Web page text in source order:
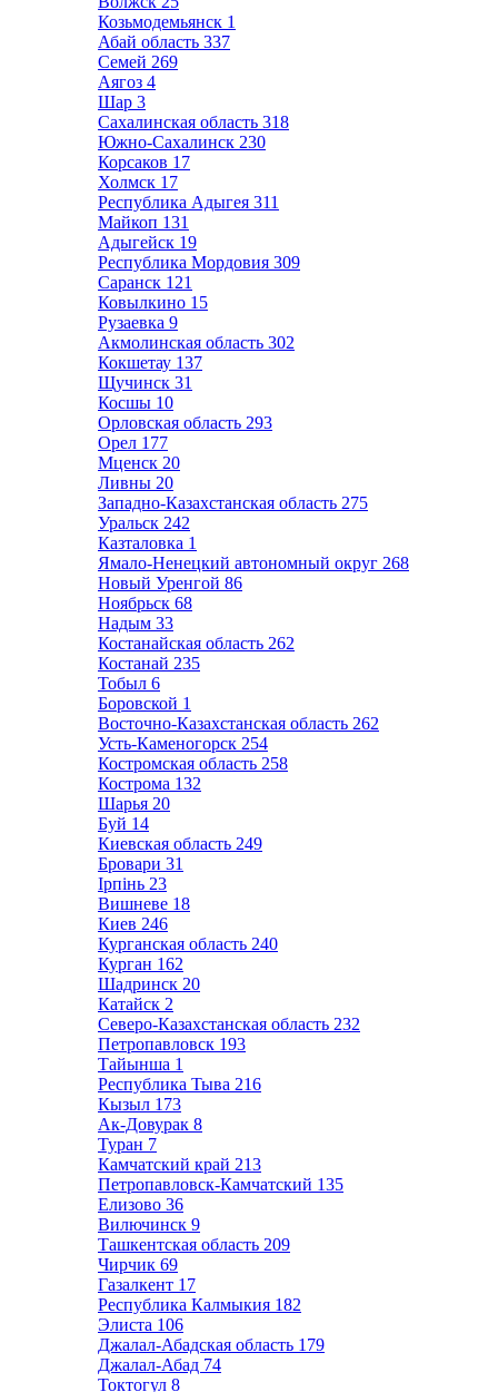
Козьмодемьянск 1
Абай область 337
Семей 269
Аягоз 4
Шар 3
Сахалинская область 318
Южно-Сахалинск 230
Корсаков 17
Холмск 17
Республика Адыгея 311
Майкоп 131
Адыгейск 19
Республика Мордовия 309
Саранск 121
Ковылкино 15
Рузаевка 9
Акмолинская область 302
Кокшетау 137
Щучинск 31
Косшы 10
Орловская область 293
Орел 177
Мценск 20
Ливны 20
Западно-Казахстанская область 275
Уральск 242
Казталовка 1
Ямало-Ненецкий автономный округ 268
Новый Уренгой 86
Ноябрьск 68
Надым 33
Костанайская область 262
Костанай 235
Тобыл 6
Боровской 1
Восточно-Казахстанская область 262
Усть-Каменогорск 254
Костромская область 258
Кострома 132
Шарья 20
Буй 14
Киевская область 249
Бровари 31
Ірпінь 23
Вишневе 18
Киев 246
Курганская область 240
Курган 162
Шадринск 20
Катайск 2
Северо-Казахстанская область 232
Петропавловск 193
Тайынша 1
Республика Тыва 216
Кызыл 173
Ак-Довурак 8
Туран 7
Камчатский край 213
Петропавловск-Камчатский 135
Елизово 36
Вилючинск 9
Ташкентская область 209
Чирчик 69
Газалкент 17
Республика Калмыкия 182
Элиста 106
Джалал-Абадская область 179
Джалал-Абад 74
Токтогул 8